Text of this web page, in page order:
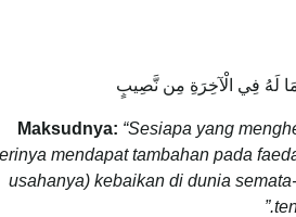
لَهُ فِي الْآخِرَةِ مِن نَّصِيبٍ
Maksudnya: “Sesiapa yang
mendapat tambahan pada
usahanya) kebaikan di dunia